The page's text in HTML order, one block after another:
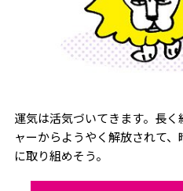
運気は活気づいてきます。長
ャーからようやく解放されて
に取り組めそう。